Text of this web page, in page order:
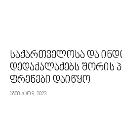
საქართველოსა და
დედაქალაქებს შორის
ფრენები დაიწყო
აგვისტო 9, 2023